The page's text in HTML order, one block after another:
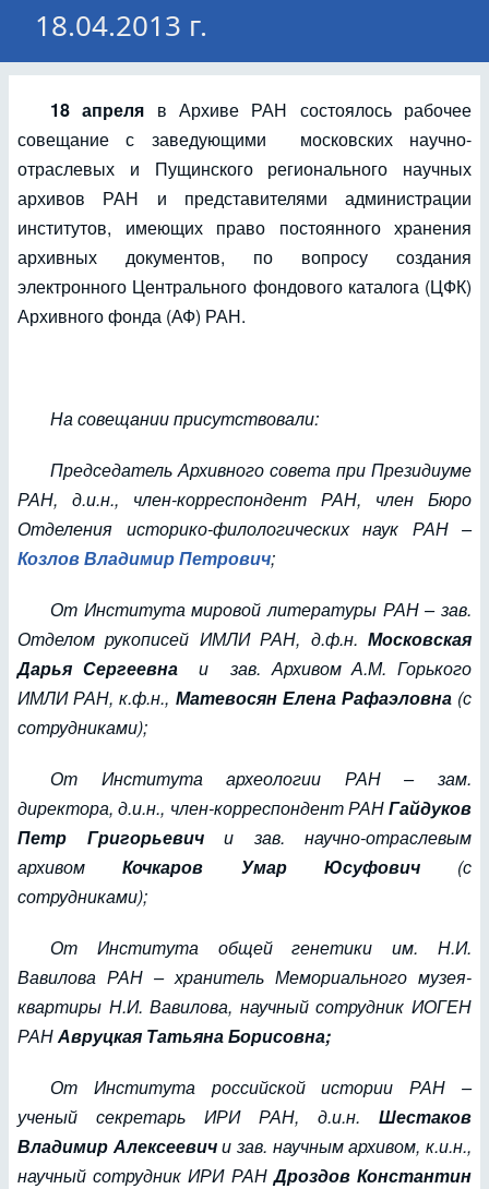
18.04.2013 г.
18 апреля в Архиве РАН состоялось рабочее
совещание с заведующими московских научно-
отраслевых и Пущинского регионального научных
архивов РАН и представителями администрации
институтов, имеющих право постоянного хранения
архивных документов, по вопросу создания
электронного Центрального фондового каталога (ЦФК)
Архивного фонда (АФ) РАН.
На совещании присутствовали:
Председатель Архивного совета при Президиуме
РАН, д.и.н., член-корреспондент РАН, член Бюро
Отделения историко-филологических наук РАН –
Козлов Владимир Петрович;
От Института мировой литературы РАН – зав.
Отделом рукописей ИМЛИ РАН, д.ф.н. Московская
Дарья Сергеевнаи зав. Архивом А.М. Горького
ИМЛИ РАН, к.ф.н., Матевосян Елена Рафаэловна(с
сотрудниками);
От Института археологии РАН – зам.
директора, д.и.н., член-корреспондент РАНГайдуков
Петр Григорьевичи зав. научно-отраслевым
архивомКочкаров Умар Юсуфович(с
сотрудниками);
От Института общей генетики им. Н.И.
Вавилова РАН – хранитель Мемориального музея-
квартиры Н.И. Вавилова, научный сотрудник ИОГЕН
РАНАвруцкая Татьяна Борисовна;
От Института российской истории РАН –
ученый секретарь ИРИ РАН, д.и.н. Шестаков
Владимир Алексеевичи зав. научным архивом, к.и.н.,
научный сотрудник ИРИ РАНДроздов Константин